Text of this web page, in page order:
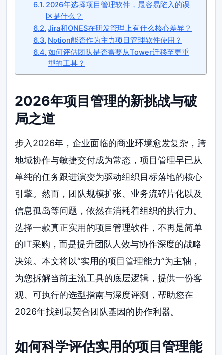
2026年选择项目管理软件，最容易陷入的误
区是什么？
Jira和ONES在研发管理上有什么核心差异？
Notion能否作为主力项目管理软件使用？
如何评估团队是否需要从Tower迁移至更重
型的工具？
2026年项目管理的新挑战与破
局之道
步入2026年，企业面临的商业环境愈发复杂，跨
地域协作与敏捷交付成为常态，项目管理早已从
单纯的任务跟进演变为驱动组织目标落地的核心
引擎。然而，团队规模扩张、业务流碎片化以及
信息孤岛等问题，依然在消耗着组织的执行力。
选择一款真正实用的项目管理软件，不再是简单
的IT采购，而是提升团队人效与协作深度的战略
决策。本文将以“实用的项目管理能力”为主轴，
为您拆解当前主流工具的底层逻辑，提供一份客
观、可执行的选型指南与深度评测，帮助您在
2026年找到最契合团队基因的协作利器。
如何科学评估实用的项目管理能